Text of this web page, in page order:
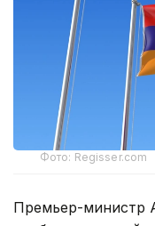
Фото: Regisser.com
Премьер-министр